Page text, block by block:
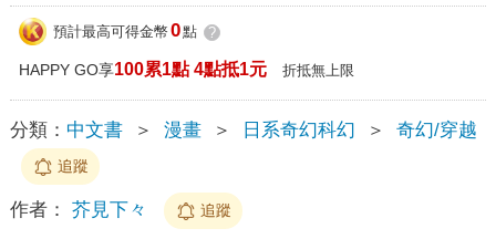
預計最高可得金幣 0點 ?
HAPPY GO享100累1點 4點抵1元 折抵無上限
分類： 中文書 ＞ 漫畫 ＞ 日系奇幻科幻 ＞ 奇幻/穿越
追蹤
作者： 芥見下々 追蹤